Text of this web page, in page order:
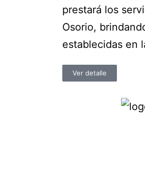
prestará los
Osorio,
establecidas en
Ver detalle